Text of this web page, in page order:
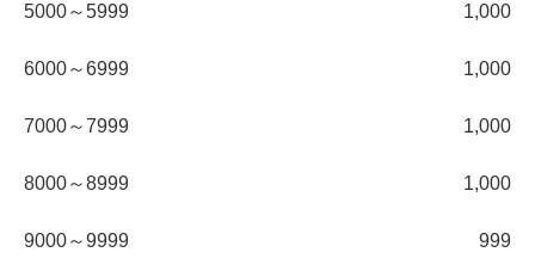
5000～5999 1,000
6000～6999 1,000
7000～7999 1,000
8000～8999 1,000
9000～9999 999